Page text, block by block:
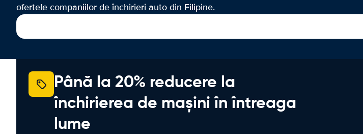
ofertele companiilor de închirieri auto din Filipine.
Până la 20% reducere la
închirierea de mașini în întreaga
lume